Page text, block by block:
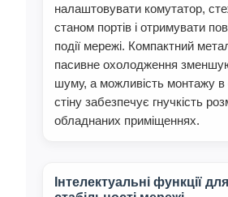
налаштовувати комутатор,
станом портів і отримувати
події мережі. Компактний
пасивне охолодження
шуму, а можливість монтажу в
стіну забезпечує гнучкість
обладнаних приміщеннях.
Інтелектуальні функції для